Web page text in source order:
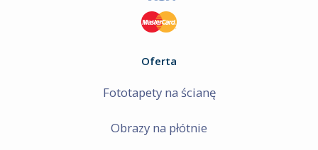
Oferta
Fototapety na ścianę
Obrazy na płótnie